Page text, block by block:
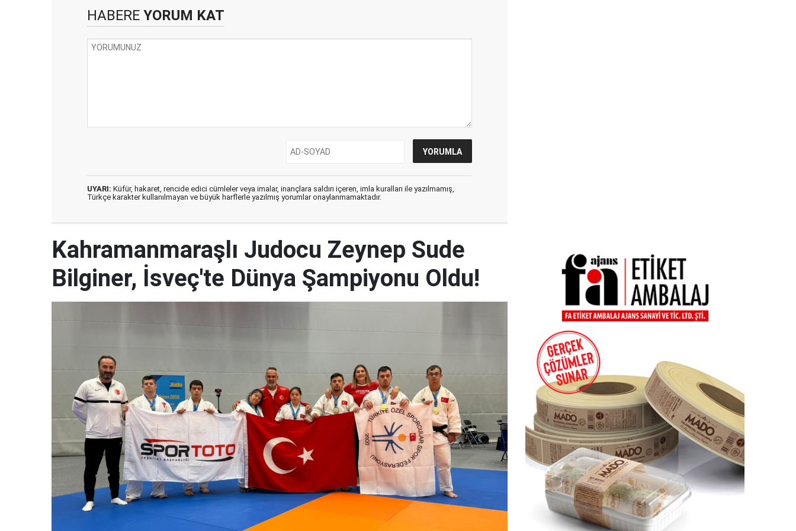
HABERE YORUM KAT
UYARI: Küfür, hakaret, rencide edici cümleler veya imalar, inançlara saldırı içeren, imla kuralları ile yazılmamış,
Türkçe karakter kullanılmayan ve büyük harflerle yazılmış yorumlar onaylanmamaktadır.
Kahramanmaraşlı Judocu Zeynep Sude
Bilginer, İsveç'te Dünya Şampiyonu Oldu!